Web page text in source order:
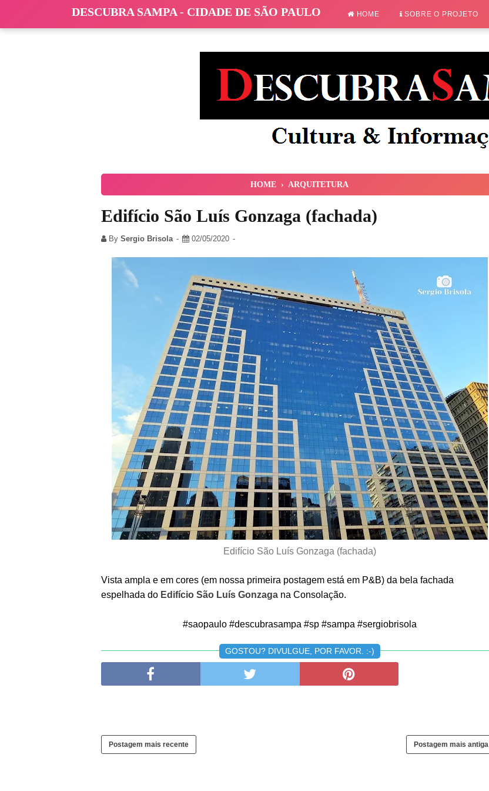
DESCUBRA SAMPA - CIDADE DE SÃO PAULO HOME SOBRE O PROJETO
HOME › ARQUITETURA
Edifício São Luís Gonzaga (fachada)
By Sergio Brisola 02/05/2020
Edifício São Luís Gonzaga (fachada)
Vista ampla e em cores (em nossa primeira postagem está em P&B) da bela fachada
espelhada do Edifício São Luís Gonzaga na Consolação.
#saopaulo #descubrasampa #sp #sampa #sergiobrisola
GOSTOU? DIVULGUE, POR FAVOR. :-)
Postagem mais recente Postagem mais antiga